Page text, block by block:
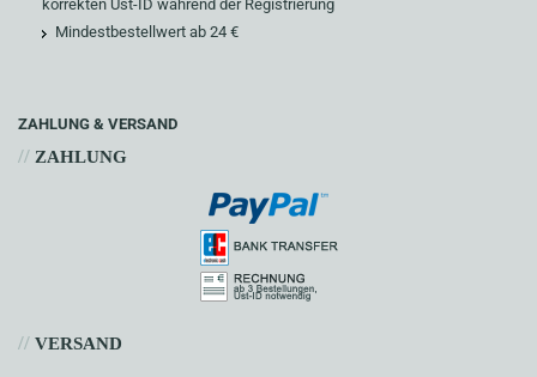
korrekten Ust-ID während der Registrierung
Mindestbestellwert ab 24 €
ZAHLUNG & VERSAND
// ZAHLUNG
// VERSAND